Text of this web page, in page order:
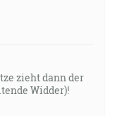
zieht dann der
Widder)!